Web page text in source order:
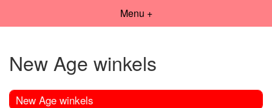
Menu +
New Age winkels
New Age winkels